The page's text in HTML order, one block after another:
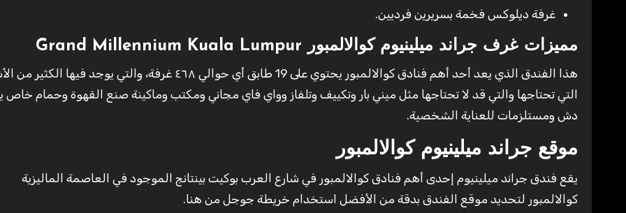
غرفة ديلوكس فخمة بسريرين فرديين.
مميزات غرف جراند ميلينيوم كوالالمبور Grand Millennium Kuala Lumpur
هذا الفندق الذي يعد أحد أهم فنادق كوالالمبور يحتوي على 19 طابق أي حوالي ٤٦٨ غرفة، والتي يوجد فيها
التي تحتاجها والتي قد لا تحتاجها مثل ميني بار وتكييف وتلفاز وواي فاي مجاني ومكتب وماكينة صنع القهوة وحمام خاص
دش ومستلزمات للعناية الشخصية.
موقع جراند ميلينيوم كوالالمبور
يقع فندق جراند ميلينيوم إحدى أهم فنادق كوالالمبور في شارع العرب بوكيت بينتانج الموجود في العاصمة الماليزية
كوالالمبور لتحديد موقع الفندق بدقة من الأفضل استخدام خريطة جوجل من هنا.